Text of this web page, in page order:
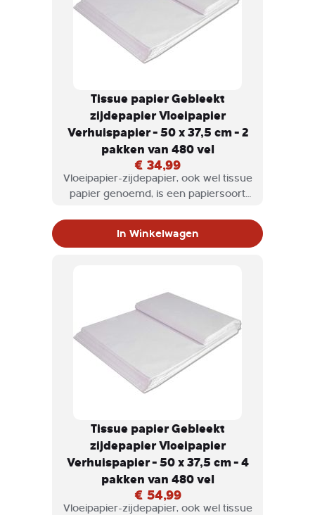
Tissue papier Gebleekt
zijdepapier Vloeipapier
Verhuispapier - 50 x 37,5 cm - 2
pakken van 480 vel
€ 34,99
Vloeipapier-zijdepapier, ook wel tissue
papier genoemd, is een papiersoort
breekbare goederen.
In Winkelwagen
Tissue papier Gebleekt
zijdepapier Vloeipapier
Verhuispapier - 50 x 37,5 cm - 4
pakken van 480 vel
€ 54,99
Vloeipapier-zijdepapier, ook wel tissue